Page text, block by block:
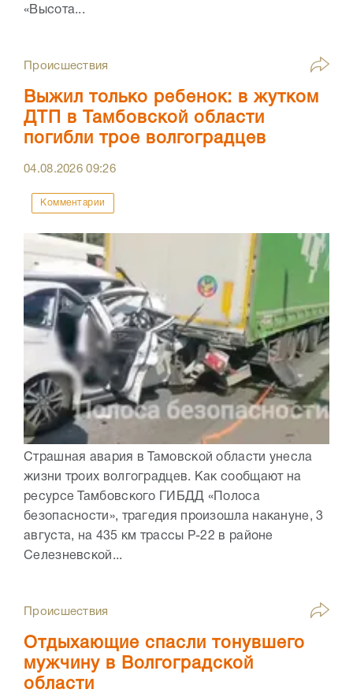
«Высота...
Происшествия
Выжил только ребенок: в жутком
ДТП в Тамбовской области
погибли трое волгоградцев
04.08.202609:26
Комментарии
Страшная авария в Тамовской области унесла
жизни троих волгоградцев. Как сообщают на
ресурсе Тамбовского ГИБДД «Полоса
безопасности», трагедия произошла накануне, 3
августа, на 435 км трассы Р-22 в районе
Селезневской...
Происшествия
Отдыхающие спасли тонувшего
мужчину в Волгоградской
области